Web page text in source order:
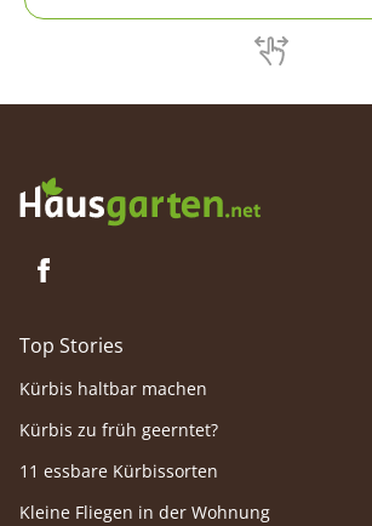
sind gewisse Fehler bei der Pflege zu
vermeiden, damit diese aparte Palme gut
Top Stories
Kürbis haltbar machen
Kürbis zu früh geerntet?
11 essbare Kürbissorten
Kleine Fliegen in der Wohnung